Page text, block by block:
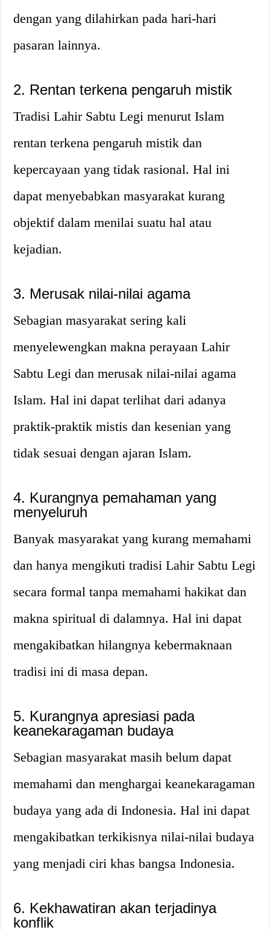
dengan yang dilahirkan pada hari-hari
pasaran lainnya.
2. Rentan terkena pengaruh mistik
Tradisi Lahir Sabtu Legi menurut Islam
rentan terkena pengaruh mistik dan
kepercayaan yang tidak rasional. Hal ini
dapat menyebabkan masyarakat kurang
objektif dalam menilai suatu hal atau
kejadian.
3. Merusak nilai-nilai agama
Sebagian masyarakat sering kali
menyelewengkan makna perayaan Lahir
Sabtu Legi dan merusak nilai-nilai agama
Islam. Hal ini dapat terlihat dari adanya
praktik-praktik mistis dan kesenian yang
tidak sesuai dengan ajaran Islam.
4. Kurangnya pemahaman yang
menyeluruh
Banyak masyarakat yang kurang memahami
dan hanya mengikuti tradisi Lahir Sabtu Legi
secara formal tanpa memahami hakikat dan
makna spiritual di dalamnya. Hal ini dapat
mengakibatkan hilangnya kebermaknaan
tradisi ini di masa depan.
5. Kurangnya apresiasi pada
keanekaragaman budaya
Sebagian masyarakat masih belum dapat
memahami dan menghargai keanekaragaman
budaya yang ada di Indonesia. Hal ini dapat
mengakibatkan terkikisnya nilai-nilai budaya
yang menjadi ciri khas bangsa Indonesia.
6. Kekhawatiran akan terjadinya
konflik